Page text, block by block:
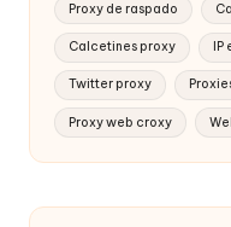
Proxy de raspado
Calcetines proxy
Twitter proxy
Proxy web croxy